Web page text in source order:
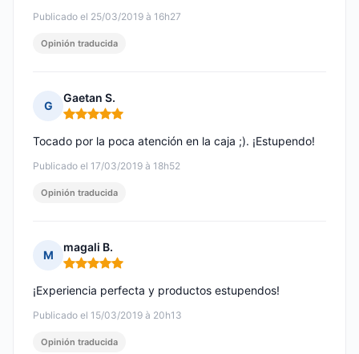
Publicado el 25/03/2019 à 16h27
Opinión traducida
G
Gaetan S.
Nota: 5 de 5
Publicado el 17/03/2019 à 18h52
Tocado por la poca atención en la caja ;). ¡Estupendo!
Opinión traducida
M
magali B.
Nota: 5 de 5
Publicado el 15/03/2019 à 20h13
¡Experiencia perfecta y productos estupendos!
Opinión traducida